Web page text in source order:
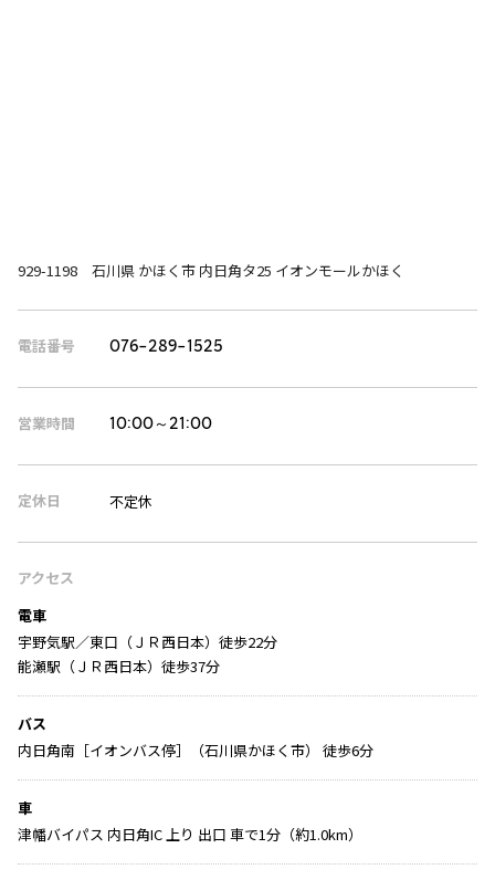
929-1198 石川県 かほく市 内日角タ25 イオンモールかほく
電話番号 076-289-1525
営業時間 10:00～21:00
定休日 不定休
アクセス
電車
宇野気駅／東口（ＪＲ西日本）徒歩22分
能瀬駅（ＪＲ西日本）徒歩37分
バス
内日角南［イオンバス停］（石川県かほく市） 徒歩6分
車
津幡バイパス 内日角IC 上り 出口 車で1分（約1.0km）